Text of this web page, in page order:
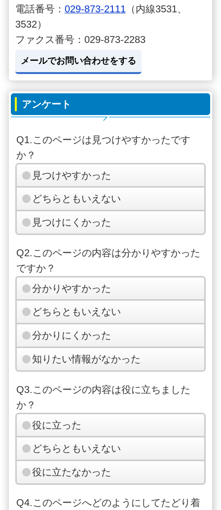
電話番号： 029-873-2111 （内線3531、
3532）
ファクス番号：029-873-2283
メールでお問い合わせをする
アンケート
Q1.このページは見つけやすかったです
か？
見つけやすかった
どちらともいえない
見つけにくかった
Q2.このページの内容は分かりやすかった
ですか？
分かりやすかった
どちらともいえない
分かりにくかった
知りたい情報がなかった
Q3.このページの内容は役に立ちました
か？
役に立った
どちらともいえない
役に立たなかった
Q4.このページへどのようにしてたどり着